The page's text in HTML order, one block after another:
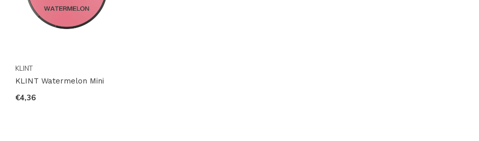
KLINT
KLINT Watermelon Mini
€4,36